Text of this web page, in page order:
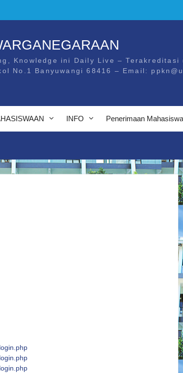
Knowledge ini Daily Live – Terakreditasi
No.1 Banyuwangi 68416 – Email:
INFO Penerimaan